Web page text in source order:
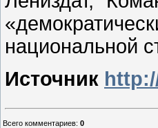
национальной
Источник
Всего комментариев: 0